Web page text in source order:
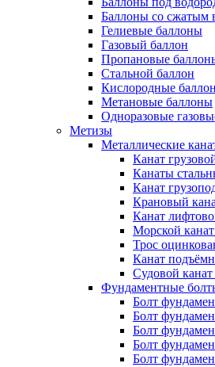
Баллоны со сжатым
Гелиевые баллоны
Газовый баллон
Пропановые
Стальной баллон
Кислородные
Метановые баллоны
Одноразовые
Метизы
Металлические
Канат
Канаты
Канат
Крановый
Канат
Морской
Трос
Канат
Судовой
Фундаментные
Болт
Болт
Болт
Болт
Болт